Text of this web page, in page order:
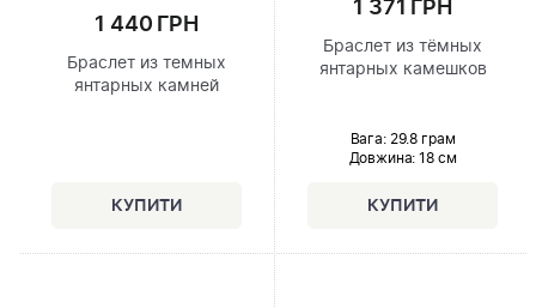
1 440 ГРН
Браслет из темных
янтарных камней
1 371 ГРН
Браслет из тёмных
янтарных камешков
Вага: 29.8 грам
Довжина: 18 см